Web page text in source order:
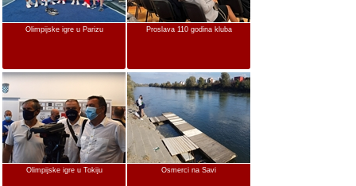
Olimpijske igre u Parizu Proslava 110 godina kluba
Olimpijske igre u Tokiju Osmerci na Savi